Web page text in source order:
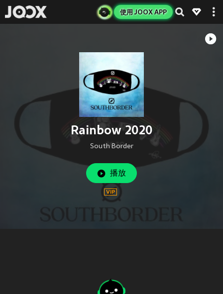
使用 JOOX APP
Rainbow 2020
South Border
播放